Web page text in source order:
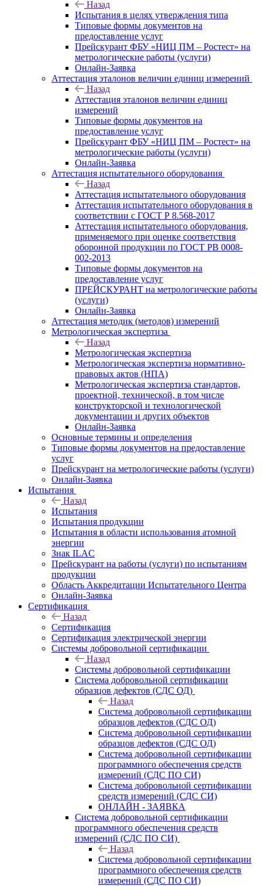
Назад
Испытания в целях утверждения типа
Типовые формы документов на
предоставление услуг
Прейскурант ФБУ «НИЦ ПМ – Ростест» на
метрологические работы (услуги)
Онлайн-Заявка
Аттестация эталонов величин единиц измерений
Назад
Аттестация эталонов величин единиц
измерений
Типовые формы документов на
предоставление услуг
Прейскурант ФБУ «НИЦ ПМ – Ростест» на
метрологические работы (услуги)
Онлайн-Заявка
Аттестация испытательного оборудования
Назад
Аттестация испытательного оборудования
Аттестация испытательного оборудования в
соответствии с ГОСТ Р 8.568-2017
Аттестация испытательного оборудования,
применяемого при оценке соответствия
оборонной продукции по ГОСТ РВ 0008-
002-2013
Типовые формы документов на
предоставление услуг
ПРЕЙСКУРАНТ на метрологические работы
(услуги)
Онлайн-Заявка
Аттестация методик (методов) измерений
Метрологическая экспертиза
Назад
Метрологическая экспертиза
Метрологическая экспертиза нормативно-
правовых актов (НПА)
Метрологическая экспертиза стандартов,
проектной, технической, в том числе
конструкторской и технологической
документации и других объектов
Онлайн-Заявка
Основные термины и определения
Типовые формы документов на предоставление
услуг
Прейскурант на метрологические работы (услуги)
Онлайн-Заявка
Испытания
Назад
Испытания
Испытания продукции
Испытания в области использования атомной
энергии
Знак ILAC
Прейскурант на работы (услуги) по испытаниям
продукции
Область Аккредитации Испытательного Центра
Онлайн-Заявка
Сертификация
Назад
Сертификация
Сертификация электрической энергии
Системы добровольной сертификации
Назад
Системы добровольной сертификации
Система добровольной сертификации
образцов дефектов (СДС ОД)
Назад
Система добровольной сертификации
образцов дефектов (СДС ОД)
Система добровольной сертификации
образцов дефектов (СДС ОД)
Система добровольной сертификации
программного обеспечения средств
измерений (СДС ПО СИ)
Система добровольной сертификации
средств измерений (СДС СИ)
ОНЛАЙН - ЗАЯВКА
Система добровольной сертификации
программного обеспечения средств
измерений (СДС ПО СИ)
Назад
Система добровольной сертификации
программного обеспечения средств
измерений (СДС ПО СИ)